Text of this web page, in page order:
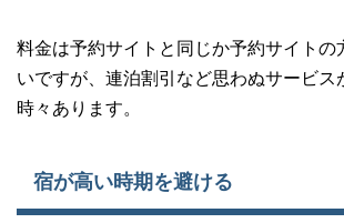
料金は予約サイトと同じか予約サイトの
いですが、連泊割引など思わぬサービス
時々あります。
宿が高い時期を避ける